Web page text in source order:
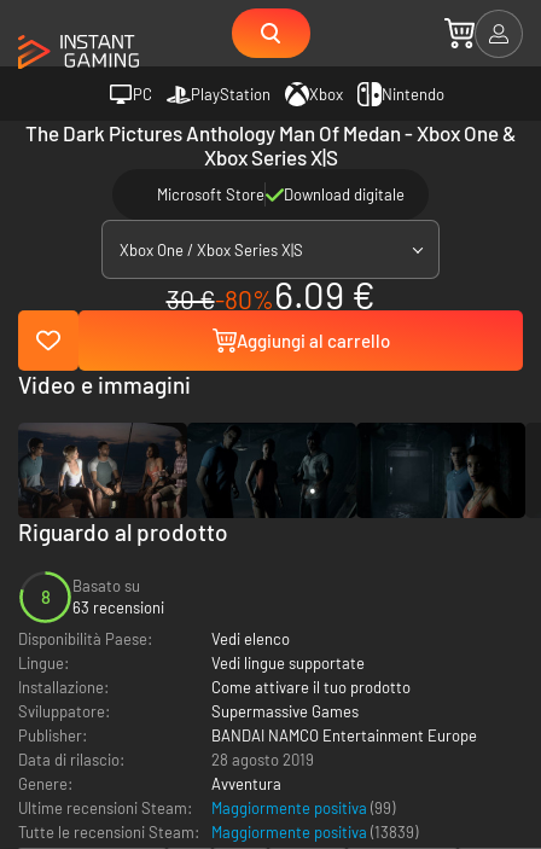
PC PlayStation Xbox Nintendo
The Dark Pictures Anthology Man Of Medan - Xbox One &
Xbox Series X|S
Microsoft Store Download digitale
Xbox One / Xbox Series X|S
30 €-80%6.09 €
Aggiungi al carrello
Riguardo al prodotto
8
Basato su
63 recensioni
Disponibilità Paese:
Vedi elenco
Lingue:
Vedi lingue supportate
Installazione:
Come attivare il tuo prodotto
Sviluppatore:
Supermassive Games
Publisher:
BANDAI NAMCO Entertainment Europe
Data di rilascio:
28 agosto 2019
Genere:
Avventura
Ultime recensioni Steam:
Maggiormente positiva (99)
Tutte le recensioni Steam:
Maggiormente positiva (13839)
Video e immagini